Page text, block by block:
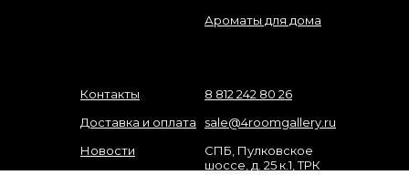
Ароматы для дома
Контакты
Доставка и оплата
Новости
8 812 242 80 26
sale@4roomgallery.ru
СПБ, Пулковское
шоссе, д. 25 к.1, ТРК